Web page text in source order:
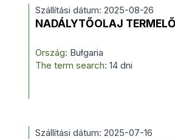
Szállítási dátum: 2025-08-26
NADÁLYTŐOLAJ
Ország: Bułgaria
The term search: 14 dni
Szállítási dátum: 2025-07-16